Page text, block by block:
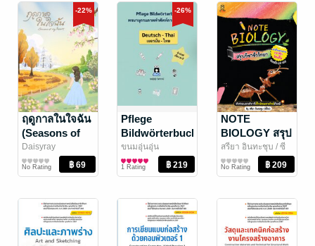
Design (สอศ.)
(รหัสวิชา
20121-2025)
Business
(สอศ.) (รหัส
วิชา 20700-
1007)
-22%
ฤดูกาลในใจฉัน
(Seasons of
my heart)
Daisyray
ความรู้สึกดีๆ (Feel
Good)
No Rating
-26%
Pflege
Bildwörterbuch
พจนานุกรมภาพ
คำศัพท์การ
พยาบาล
Thai เยอรมัน -
ขนมอุ่นอุ่น
(Khanom Un-Un)
ภาษา
1 Rating
NOTE
BIOLOGY สรุป
วิชาชีววิทยา
สรียา อินทะชุบ / ซี
เอ็ดยูเคชั่น
การศึกษา/ตำรา
เรียน
No Rating